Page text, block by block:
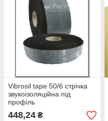
Vibrosil tape 50/6 стрічка
звукоізоляційна під
профіль
448,24 ₴